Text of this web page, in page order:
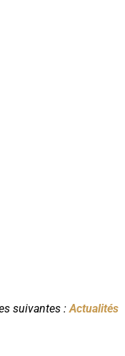
suivantes : Actualités